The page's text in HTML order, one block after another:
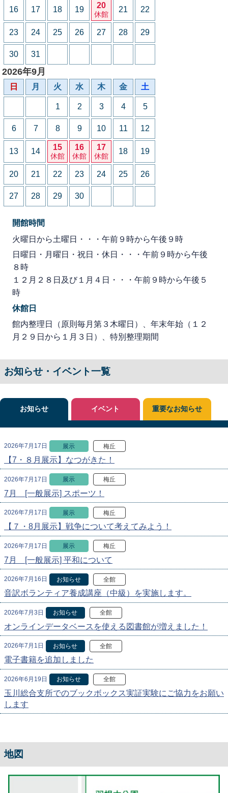
16 17 18 19 20
休館
21 22
23 24 25 26 27 28 29
30 31
2026年9月
日 月 火 水 木 金 土
1 2 3 4 5
6 7 8 9 10 11 12
13 14 15
休館
16
休館
17
休館
18 19
20 21 22 23 24 25 26
27 28 29 30
開館時間
火曜日から土曜日・・・午前９時から午後９時
日曜日・月曜日・祝日・休日・・・午前９時から午後
８時
１２月２８日及び１月４日・・・午前９時から午後５
時
休館日
館内整理日（原則毎月第３木曜日）、年末年始（１２
月２９日から１月３日）、特別整理期間
お知らせ・イベント一覧
お知らせ
2026年7月17日 展示 梅丘
【7・８月展示】なつがきた！
2026年7月17日 展示 梅丘
7月 [一般展示] スポーツ！
2026年7月17日 展示 梅丘
【７・8月展示】戦争について考えてみよう！
2026年7月17日 展示 梅丘
7月 [一般展示] 平和について
2026年7月16日 お知らせ 全館
音訳ボランティア養成講座（中級）を実施します。
2026年7月3日 お知らせ 全館
オンラインデータベースを使える図書館が増えました！
2026年7月1日 お知らせ 全館
電子書籍を追加しました
2026年6月19日 お知らせ 全館
玉川総合支所でのブックボックス実証実験にご協力をお願い
します
イベント 重要なお知らせ
地図